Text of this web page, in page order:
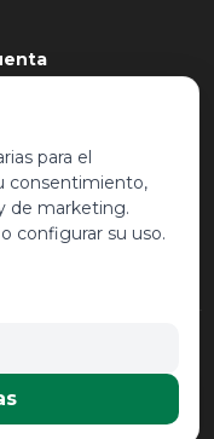
deseos
derechos reservados |
para el
consentimiento,
de marketing.
configurar su uso.